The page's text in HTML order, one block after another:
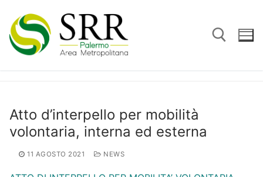
contenuto
Atto d’interpello per mobilità
volontaria, interna ed esterna
11 AGOSTO 2021 NEWS